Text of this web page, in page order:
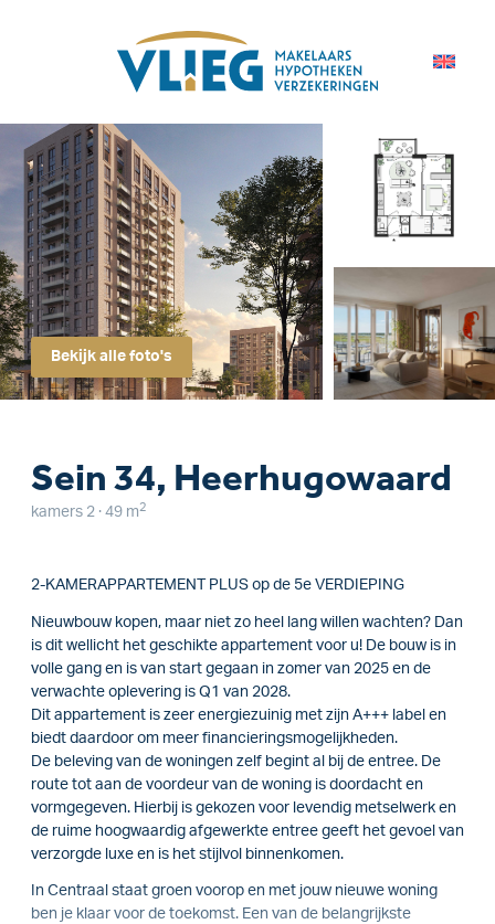
Bekijk alle foto's
Sein 34, Heerhugowaard
kamers 2 · 49 m 2
2-KAMERAPPARTEMENT PLUS op de 5e VERDIEPING
Nieuwbouw kopen, maar niet zo heel lang willen wachten? Dan
is dit wellicht het geschikte appartement voor u! De bouw is in
volle gang en is van start gegaan in zomer van 2025 en de
verwachte oplevering is Q1 van 2028.
Dit appartement is zeer energiezuinig met zijn A+++ label en
biedt daardoor om meer financieringsmogelijkheden.
De beleving van de woningen zelf begint al bij de entree. De
route tot aan de voordeur van de woning is doordacht en
vormgegeven. Hierbij is gekozen voor levendig metselwerk en
de ruime hoogwaardig afgewerkte entree geeft het gevoel van
verzorgde luxe en is het stijlvol binnenkomen.
In Centraal staat groen voorop en met jouw nieuwe woning
ben je klaar voor de toekomst. Een van de belangrijkste